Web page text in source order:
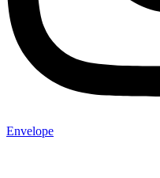
Envelope